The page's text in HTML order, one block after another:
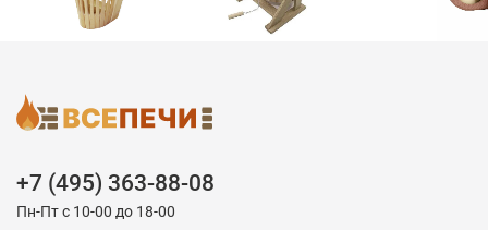
+7 (495) 363-88-08
Пн-Пт с 10-00 до 18-00